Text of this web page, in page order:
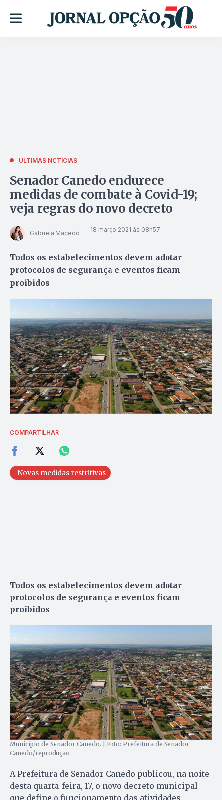
ÚLTIMAS NOTÍCIAS
Senador Canedo endurece
medidas de combate à Covid-19;
veja regras do novo decreto
Gabriela Macedo 18 março 2021 às 08h57
Todos os estabelecimentos devem adotar
protocolos de segurança e eventos ficam
proibidos
COMPARTILHAR
Novas medidas restritivas
Todos os estabelecimentos devem adotar
protocolos de segurança e eventos ficam
proibidos
Município de Senador Canedo. | Foto: Prefeitura de Senador
Canedo/reprodução
A Prefeitura de Senador Canedo publicou, na noite
desta quarta-feira, 17, o novo decreto municipal
que define o funcionamento das atividades